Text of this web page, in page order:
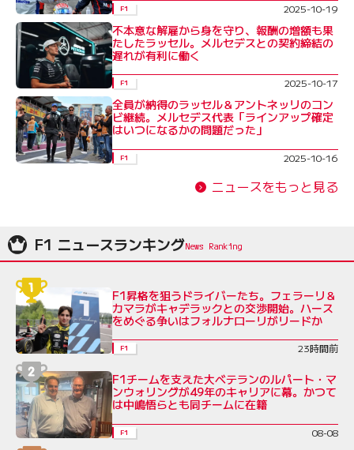
F1 2025-10-19
不本意な解雇から身を守り、報酬の増額も果
たしたラッセル。メルセデスとの契約締結の
遅れが有利に働く
F1 2025-10-17
全員が納得のラッセル＆アントネッリのコン
ビ継続。メルセデス代表「ラインアップ確定
はいつになるかの問題だった」
F1 2025-10-16
ニュースをもっと見る
F1 ニュースランキング
F1昇格を狙うドライバーたち。フェラーリ＆
カマラがキャデラックとの交渉開始。ハース
をめぐる争いはフォルナローリがリードか
F1 23時間前
F1チームを支えた大ベテランのルパート・マ
ンウォリングが49年のキャリアに幕。かつて
は中嶋悟らとも同チームに在籍
F1 08-08